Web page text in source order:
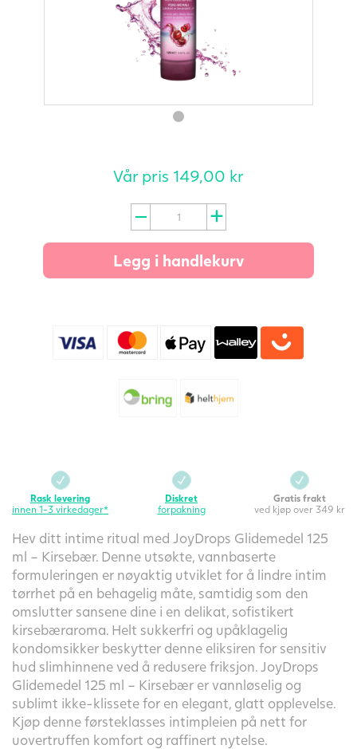
Vår pris 149,00 kr
JoyDrops
Glidemiddel
ml
Legg i handlekurv
Rask levering
innen 1-3 virkedager*
Diskret
forpakning
Gratis frakt
ved kjøp over 349 kr
Hev ditt intime ritual med JoyDrops Glidemedel 125
ml – Kirsebær. Denne utsøkte, vannbaserte
formuleringen er nøyaktig utviklet for å lindre intim
tørrhet på en behagelig måte, samtidig som den
omslutter sansene dine i en delikat, sofistikert
kirsebæraroma. Helt sukkerfri og upåklagelig
kondomsikker beskytter denne eliksiren for sensitiv
hud slimhinnene ved å redusere friksjon. JoyDrops
Glidemedel 125 ml – Kirsebær er vannløselig og
sublimt ikke-klissete for en elegant, glatt opplevelse.
Kjøp denne førsteklasses intimpleien på nett for
uovertruffen komfort og raffinert nytelse.